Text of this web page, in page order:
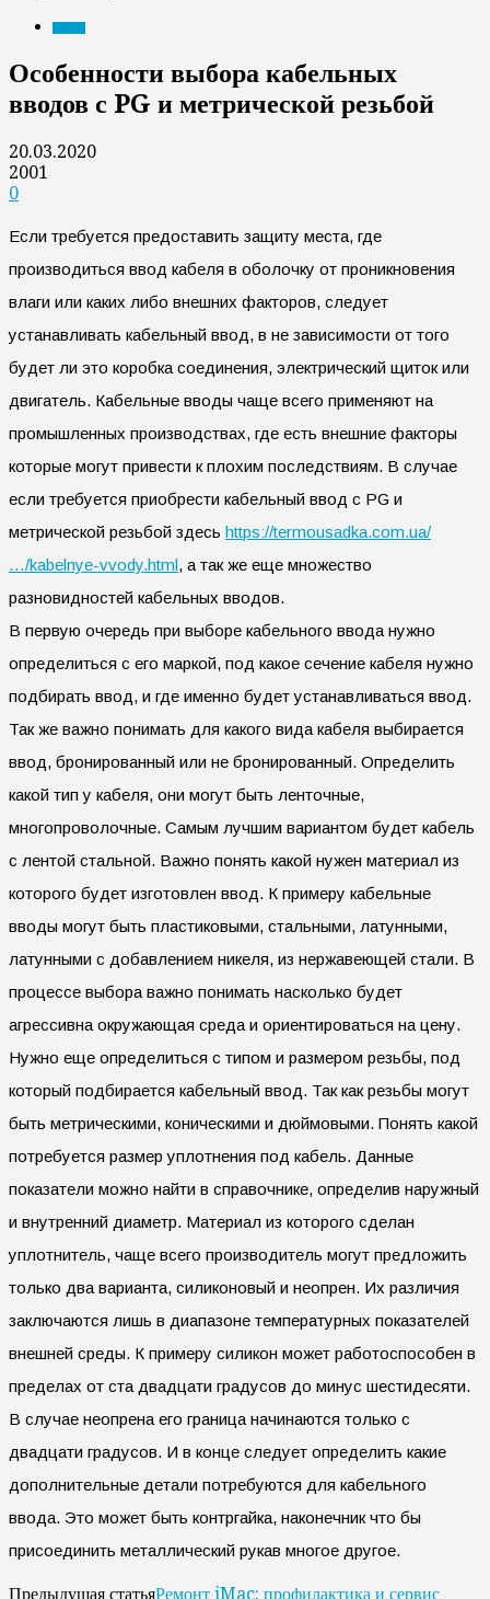
Особенности выбора кабельных
вводов с PG и метрической резьбой
20.03.2020
2001
0
Если требуется предоставить защиту места, где
производиться ввод кабеля в оболочку от проникновения
влаги или каких либо внешних факторов, следует
устанавливать кабельный ввод, в не зависимости от того
будет ли это коробка соединения, электрический щиток или
двигатель. Кабельные вводы чаще всего применяют на
промышленных производствах, где есть внешние факторы
которые могут привести к плохим последствиям. В случае
если требуется приобрести кабельный ввод с PG и
метрической резьбой здесь https://termousadka.com.ua/
…/kabelnye-vvody.html, а так же еще множество
разновидностей кабельных вводов.
В первую очередь при выборе кабельного ввода нужно
определиться с его маркой, под какое сечение кабеля нужно
подбирать ввод, и где именно будет устанавливаться ввод.
Так же важно понимать для какого вида кабеля выбирается
ввод, бронированный или не бронированный. Определить
какой тип у кабеля, они могут быть ленточные,
многопроволочные. Самым лучшим вариантом будет кабель
с лентой стальной. Важно понять какой нужен материал из
которого будет изготовлен ввод. К примеру кабельные
вводы могут быть пластиковыми, стальными, латунными,
латунными с добавлением никеля, из нержавеющей стали. В
процессе выбора важно понимать насколько будет
агрессивна окружающая среда и ориентироваться на цену.
Нужно еще определиться с типом и размером резьбы, под
который подбирается кабельный ввод. Так как резьбы могут
быть метрическими, коническими и дюймовыми. Понять какой
потребуется размер уплотнения под кабель. Данные
показатели можно найти в справочнике, определив наружный
и внутренний диаметр. Материал из которого сделан
уплотнитель, чаще всего производитель могут предложить
только два варианта, силиконовый и неопрен. Их различия
заключаются лишь в диапазоне температурных показателей
внешней среды. К примеру силикон может работоспособен в
пределах от ста двадцати градусов до минус шестидесяти.
В случае неопрена его граница начинаются только с
двадцати градусов. И в конце следует определить какие
дополнительные детали потребуются для кабельного
ввода. Это может быть контргайка, наконечник что бы
присоединить металлический рукав многое другое.
Предыдущая статьяРемонт iMac: профилактика и сервис